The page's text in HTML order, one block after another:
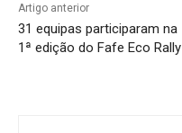
Artigo anterior
31 equipas participaram na
1ª edição do Fafe Eco Rally